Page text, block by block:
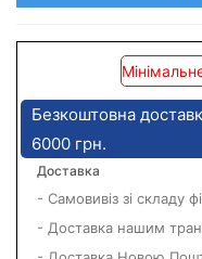
Безкоштовна
6000 грн.
Доставка
- Самовивіз зі складу
- Доставка нашим